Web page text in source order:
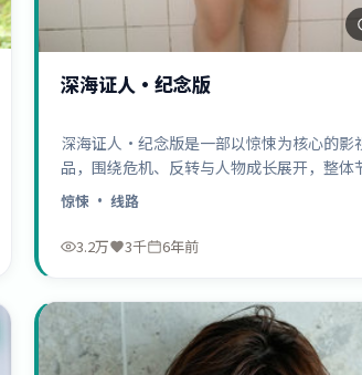
深海证人·纪念版
深海证人·纪念版是一部以惊悚为核心的影
品，围绕危机、反转与人物成长展开，整体
凑，值得推荐观看。
惊悚 · 线路
3.2万 3千 6年前